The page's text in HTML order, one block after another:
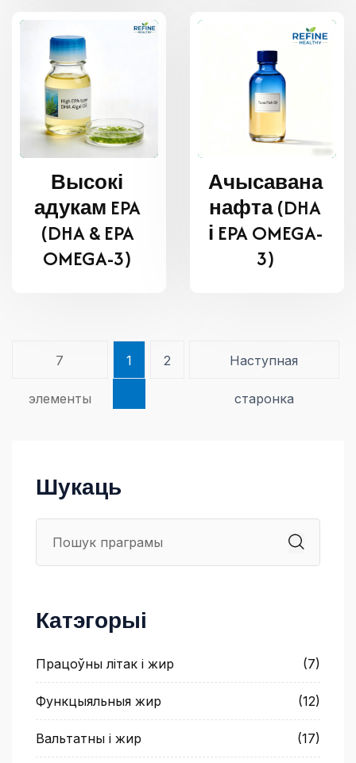
Шукаць
Катэгорыі
Працоўны літак і жир (7)
Функцыяльныя жир (12)
Вальтатны і жир (17)
Высокі
адукам EPA
(DHA & EPA
OMEGA-3)
Ачысавана
нафта (DHA
і EPA OMEGA-
3)
7
элементы
1 2 Наступная
старонка